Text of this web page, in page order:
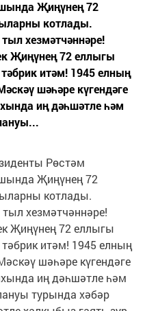
Җиңүнең 72
котлады.
хезмәтчәннәре!
Җиңүнең 72 еллыгы
итәм! 1945 елның
шәһәре күгендәге
иң дәһшәтле һәм
Рөстәм
Җиңүнең 72
котлады.
хезмәтчәннәре!
Җиңүнең 72 еллыгы
итәм! 1945 елның
шәһәре күгендәге
иң дәһшәтле һәм
турында хәбәр